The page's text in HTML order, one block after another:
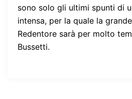
sono solo gli ultimi spunti di
intensa, per la quale la
Redentore sarà per molto
Bussetti.